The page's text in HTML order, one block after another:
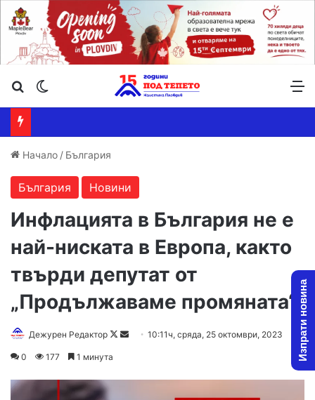
Търсене ...
Начало / България
България Новини
Инфлацията в България не е
най-ниската в Европа, както
твърди депутат от
„Продължаваме промяната“
Дежурен Редактор
Follow
Send10:11ч, сряда, 25 октомври, 2023
0 177 1 минута Изпрати новина